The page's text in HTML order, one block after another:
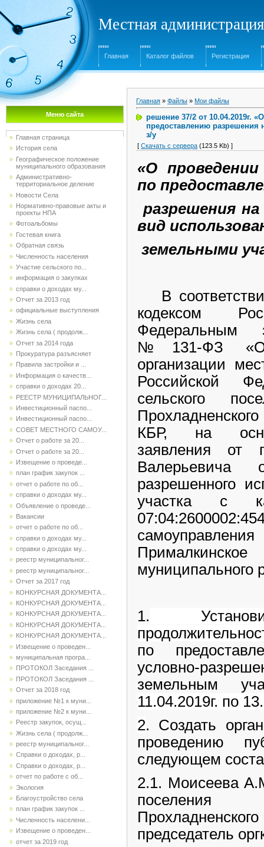
Местная
Главная Каталог файлов Регистрация
Меню сайта
Главная страница
История села
Географическое положение
муниципального образования
Административно-
территориальное деление
Новости Села
Нормативно-правовые акты и
проекты НПА
Фотоальбомы
Гостевая книга
Обратная связь
Численность населения
Участие сельского по...
информация о закупках
справки о доходах му...
Отчет за 2013 год
официальные выступления
Жизнь села
Жизнь села ( продолж...
Отчет за 2014 года
Прокуратура разъясняет
Правила застройки и ...
Информация о качеств...
справки о доходах 20...
РЕЕСТР МУНИЦИПАЛЬНОГ...
Инвестиционный паспо...
Инвестиционный паспо...
СОВЕТ МЕСТНОГО САМОУ...
Отчет о работе за 20...
Отчет о работе за 20...
Извещение о проведе...
план график закупок ...
отчет о работе по об...
справки о доходах му...
Объявление о проведе...
Вакансии
отчет о работе по об...
справки о доходах му...
справки о доходах му...
реестр муниципальног...
реестр муниципальног...
Отчет за 2017 год
КОНКУРСНАЯ ДОКУМЕНТА...
КОНКУРСНАЯ ДОКУМЕНТА...
КОНКУРСНАЯ ДОКУМЕНТА...
КОНКУРСНАЯ ДОКУМЕНТА...
КОНКУРСНАЯ ДОКУМЕНТА...
Извещение о проведен...
муниципальная програ...
ПРОТОКОЛ Заседания ...
ПРОТОКОЛ Заседания ...
Отчет за 2018 год
приложение №1 к муни...
приложение №2 к муни...
Реестр закупок, осущ...
Жизнь села ( продолж...
реестр муниципальног...
Справки о доходах, р...
Справки о доходах, р...
отчет по работе с об...
Экология
Благоустройство села
план график закупок ...
Численность населени...
Извещение о проведен...
отчет за 2019 год
Главная » Файлы » Мои файлы
решение 37/2 от 10.04.2019г.
предоставлению разрешения
з/у
[ Скачать с сервера (123.5 Kb) ]
«О
по
разрешения
вид
земельными
В
кодексом
Федеральным
№131-ФЗ
организации
Российской
сельского
КБР, на
заявления от
разрешенного
участка с
муниципального
1.
по
условно-
земельным
11.04.2019г. по
2. Создать
проведению
следующем
2.1. Моисеева
председатель